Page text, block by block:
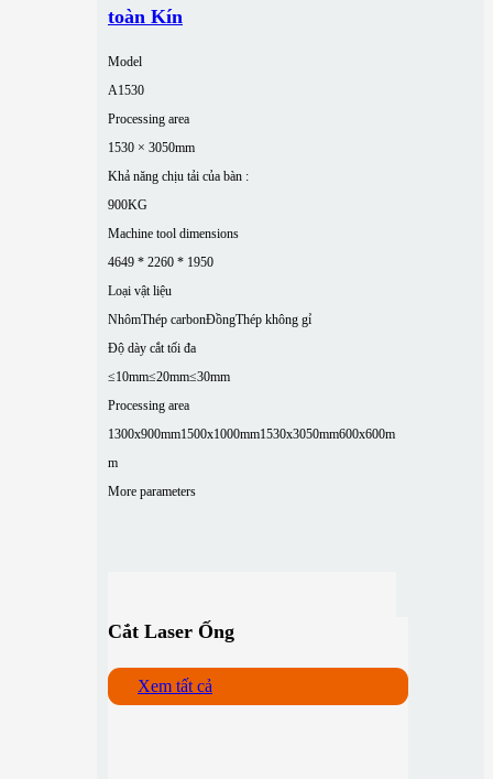
toàn Kín
Model
A1530
Processing area
1530 × 3050mm
Khả năng chịu tải của bàn :
900KG
Machine tool dimensions
4649 * 2260 * 1950
Loại vật liệu
NhômThép carbonĐồngThép không gỉ
Độ dày cắt tối đa
≤10mm≤20mm≤30mm
Processing area
1300x900mm1500x1000mm1530x3050mm600x600m
m
More parameters
Cắt Laser Ống
Xem tất cả